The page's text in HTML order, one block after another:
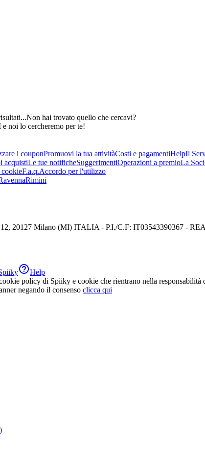
Non hai trovato quello che cercavi?
e noi lo cercheremo per te!
i couponPromuovi la tua attivitàCosti e pagamentiHelpIl
acquistiLe tue notificheSuggerimentiOperazioni a premioLa
F.a.q.Accordo per l'utilizzo
Rimini
20127 Milano (MI) ITALIA - P.I./C.F: IT03543390367 -
Help
policy di Spiiky e cookie che rientrano nella
negando il consenso clicca qui